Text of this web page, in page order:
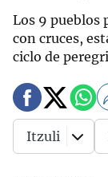
Los 9 pueblos
con cruces,
ciclo de
Itzuli